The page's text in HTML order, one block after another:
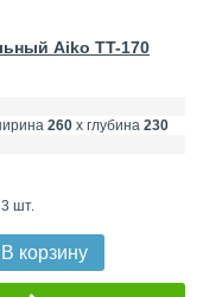
Aiko TT-170
260 х глубина 230
шт.
В корзину